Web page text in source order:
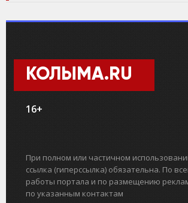
КОЛЫМА.RU
16+
При полном или частичном
ссылка (гиперссылка) обязательна. По
работы портала и по размещению
по указанным контактам